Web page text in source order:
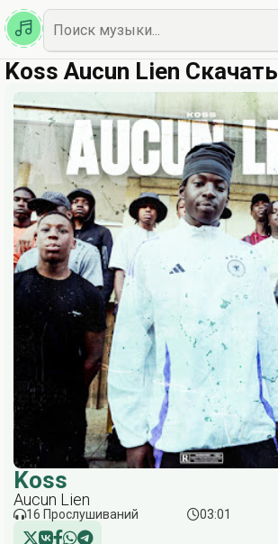
Казахская
Наш Топ
Koss Aucun Lien Скачать
Koss
Aucun Lien
16 Прослушиваний 03:01